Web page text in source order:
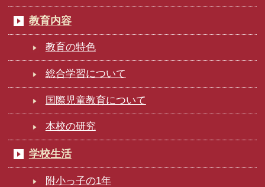
教育内容
教育の特色
総合学習について
国際児童教育について
本校の研究
学校生活
附小っ子の1年